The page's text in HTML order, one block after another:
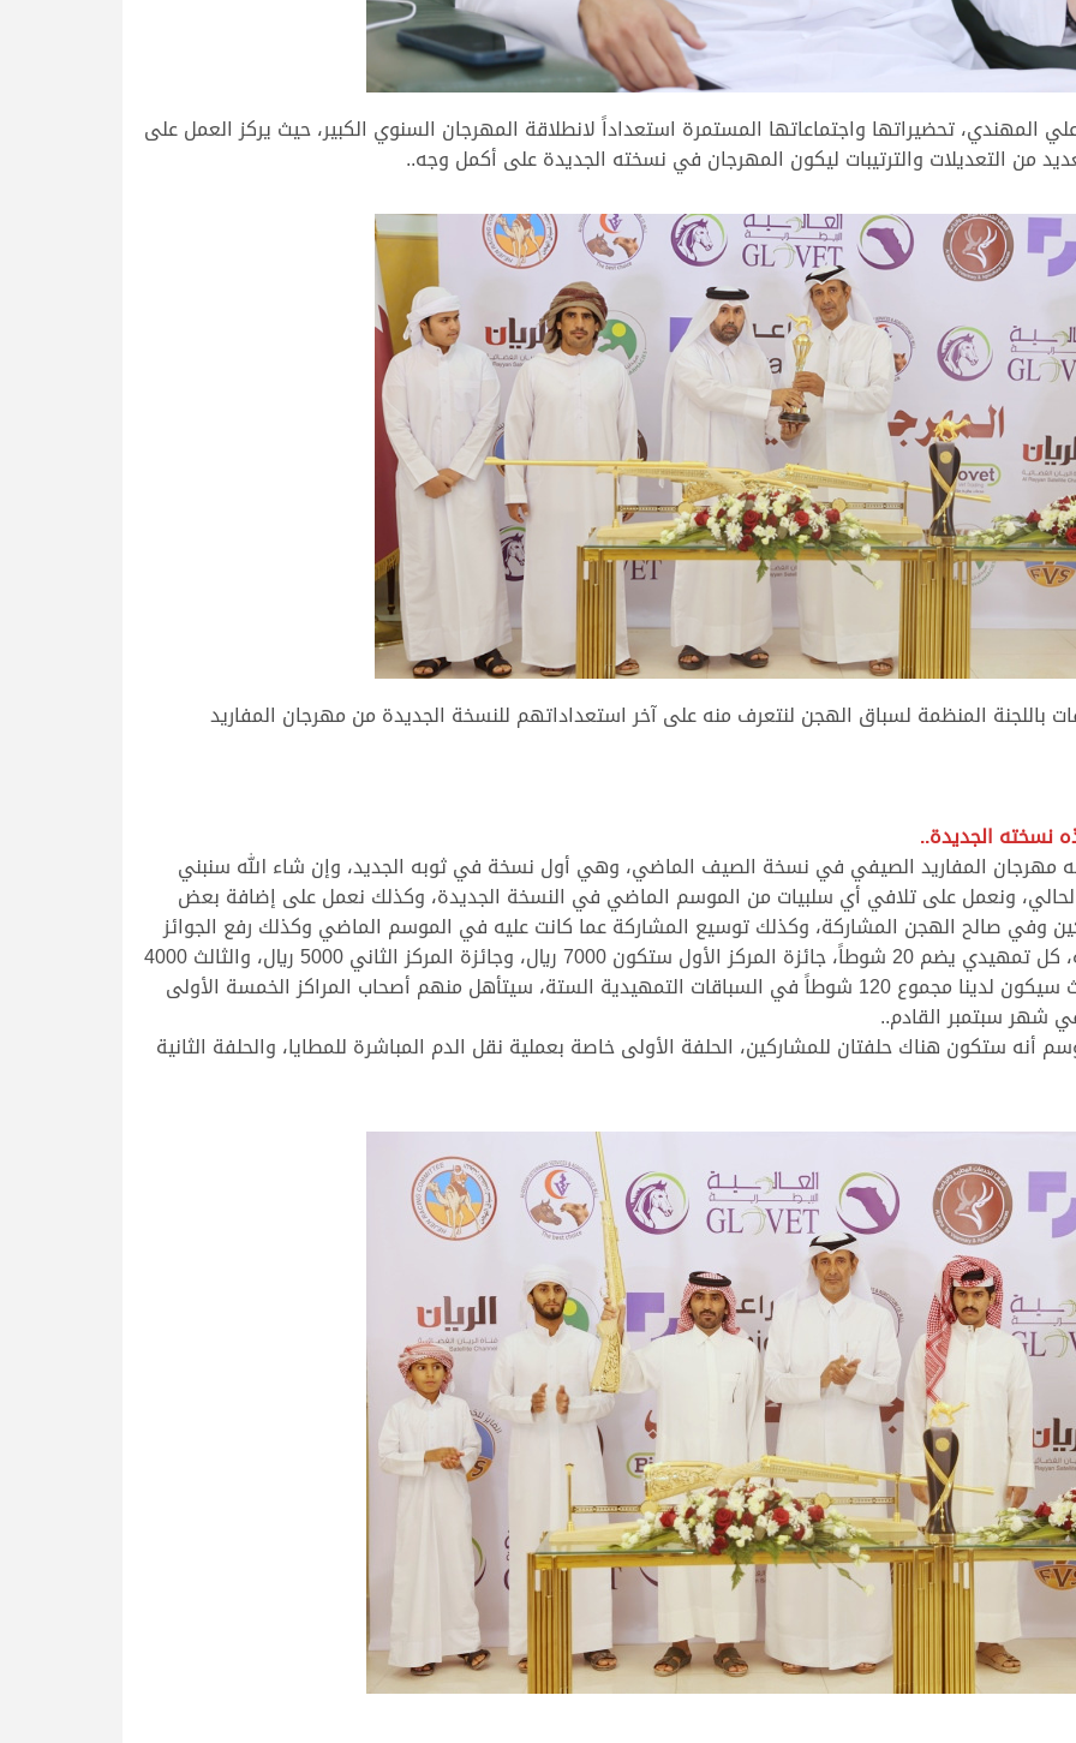
تحضيراتها واجتماعاتها المستمرة استعداداً لانطلاقة المهرجان السنوي الكبير، حيث يركز العمل على
من التعديلات والترتيبات ليكون المهرجان في نسخته الجديدة على أكمل وجه..
باللجنة المنظمة لسباق الهجن لنتعرف منه على آخر استعداداتهم للنسخة الجديدة من مهرجان المفاريد
نسخته الجديدة..
مهرجان المفاريد الصيفي في نسخة الصيف الماضي، وهي أول نسخة في ثوبه الجديد، وإن شاء الله سنبني
ونعمل على تلافي أي سلبيات من الموسم الماضي في النسخة الجديدة، وكذلك نعمل على إضافة بعض
وفي صالح الهجن المشاركة، وكذلك توسيع المشاركة عما كانت عليه في الموسم الماضي وكذلك رفع الجوائز
المالية، حيث ستكون هناك ستة سباقات تمهيدية، كل تمهيدي يضم 20 شوطاً، جائزة المركز الأول ستكون 7000 ريال، وجائزة المركز الثاني 5000 ريال، والثالث 4000
ريال، والرابع 3000 ريال، والخامس 2000 ريال.. حيث سيكون لدينا مجموع 120 شوطاً في السباقات التمهيدية الستة، سيتأهل منهم أصحاب المراكز الخمسة الأولى
شهر سبتمبر القادم..
ستكون هناك حلفتان للمشاركين، الحلفة الأولى خاصة بعملية نقل الدم المباشرة للمطايا، والحلفة الثانية